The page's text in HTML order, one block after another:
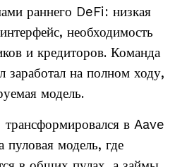
раннего DeFi: низкая
необходимость
и кредиторов. Команда
заработал на полном ходу,
модель.
в Aave
пуловая модель, где